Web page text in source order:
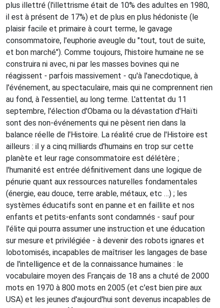
plus illettré (l'illettrisme était de 10% des adultes en 1980,
il est à présent de 17%) et de plus en plus hédoniste (le
plaisir facile et primaire à court terme, le gavage
consommatoire, l'euphorie aveugle du "tout, tout de suite,
et bon marché"). Comme toujours, l'histoire humaine ne se
construira ni avec, ni par les masses bovines qui ne
réagissent - parfois massivement - qu'à l'anecdotique, à
l'événement, au spectaculaire, mais qui ne comprennent rien
au fond, à l'essentiel, au long terme. L'attentat du 11
septembre, l'élection d'Obama ou la dévastation d'Haïti
sont des non-événements qui ne pèsent rien dans la
balance réelle de l'Histoire. La réalité crue de l'Histoire est
ailleurs : il y a cinq milliards d'humains en trop sur cette
planète et leur rage consommatoire est délétère ;
l'humanité est entrée définitivement dans une logique de
pénurie quant aux ressources naturelles fondamentales
(énergie, eau douce, terre arable, métaux, etc …) ; les
systèmes éducatifs sont en panne et en faillite et nos
enfants et petits-enfants sont condamnés - sauf pour
l'élite qui pourra assumer une instruction et une éducation
sur mesure et privilégiée - à devenir des robots ignares et
lobotomisés, incapables de maîtriser les langages de base
de l'intelligence et de la connaissance humaines : le
vocabulaire moyen des Français de 18 ans a chuté de 2000
mots en 1970 à 800 mots en 2005 (et c'est bien pire aux
USA) et les jeunes d'aujourd'hui sont devenus incapables de